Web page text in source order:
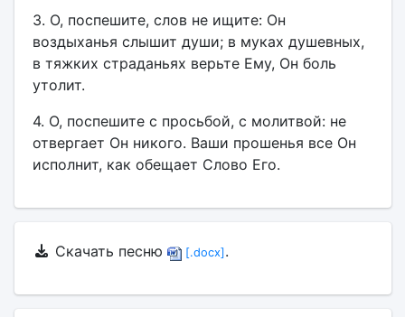
3. О, поспешите, слов не ищите: Он
воздыханья слышит души; в муках душевных,
в тяжких страданьях верьте Ему, Он боль
утолит.
4. О, поспешите с просьбой, с молитвой: не
отвергает Он никого. Ваши прошенья все Он
исполнит, как обещает Слово Его.
Скачать песню [.docx] .